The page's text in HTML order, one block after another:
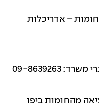
– אדריכלות
בית הספר לתיירות ולפנאי אתגרי משרד: 09-8639263
מהחומות ביפו